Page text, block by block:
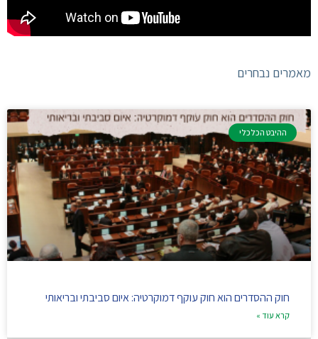
מאמרים נבחרים
ההיבט הכלכלי
חוק ההסדרים הוא חוק עוקף דמוקרטיה: איום סביבתי ובריאותי
קרא עוד »